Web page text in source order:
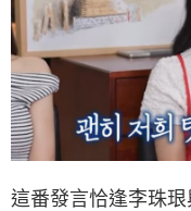
這番發言恰逢李珠